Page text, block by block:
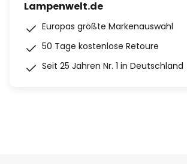
Lampenwelt.de
Europas größte Markenauswahl
50 Tage kostenlose Retoure
Seit 25 Jahren Nr. 1 in Deutschland